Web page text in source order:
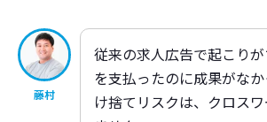
藤村
従来の求人広告で起こり
を支払ったのに成果がな
け捨てリスクは、クロス